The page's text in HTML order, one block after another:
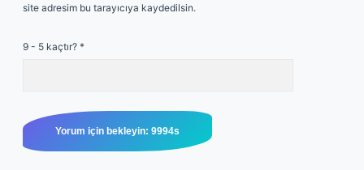
site adresim bu tarayıcıya kaydedilsin.
9 - 5 kaçtır? *